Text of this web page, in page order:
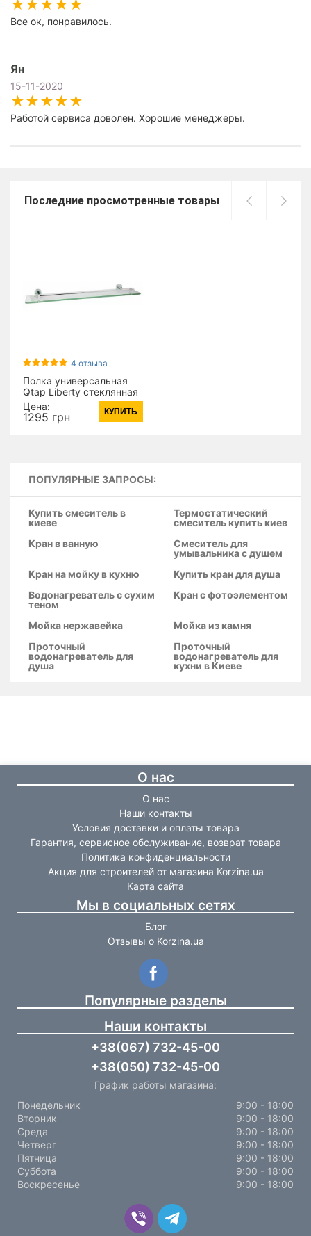
Все ок, понравилось.
Ян
15-11-2020
Работой сервиса доволен. Хорошие менеджеры.
Последние просмотренные товары
4 отзыва
Полка универсальная
Qtap Liberty стеклянная
600 мм QTLIBCRM1153
Chrome (15641)
Цена:
1295 грн КУПИТЬ
ПОПУЛЯРНЫЕ ЗАПРОСЫ:
Купить смеситель в
киеве
Термостатический
смеситель купить киев
Кран в ванную
Смеситель для
умывальника с душем
Кран на мойку в кухню
Купить кран для душа
Водонагреватель с сухим
теном
Кран с фотоэлементом
Мойка нержавейка
Мойка из камня
Проточный
водонагреватель для
душа
Проточный
водонагреватель для
кухни в Киеве
О нас
О нас
Наши контакты
Условия доставки и оплаты товара
Гарантия, сервисное обслуживание, возврат товара
Политика конфиденциальности
Акция для строителей от магазина Korzina.ua
Карта сайта
Мы в социальных сетях
Блог
Отзывы о Korzina.ua
Популярные разделы
Наши контакты
+38(067) 732-45-00
+38(050) 732-45-00
График работы магазина:
Понедельник
9:00 - 18:00
Вторник
9:00 - 18:00
Среда
9:00 - 18:00
Четверг
9:00 - 18:00
Пятница
9:00 - 18:00
Суббота
9:00 - 18:00
Воскресенье
9:00 - 18:00